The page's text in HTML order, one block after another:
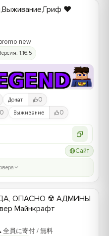
❤️
new
1.16.5
Донат 0
0 Выживание 0
Сайт
ОПАСНО ☢ АДМИНЫ
Майнкрафт
全員に寄付 / 無料